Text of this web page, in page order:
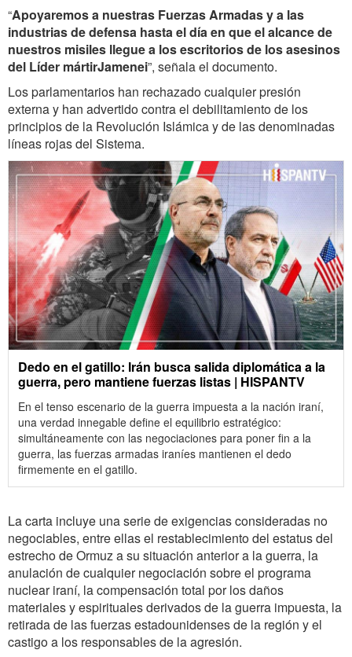
“Apoyaremos a nuestras Fuerzas Armadas y a las
industrias de defensa hasta el día en que el alcance de
nuestros misiles llegue a los escritorios de los asesinos
del Líder mártirJamenei”, señala el documento.
Los parlamentarios han rechazado cualquier presión
externa y han advertido contra el debilitamiento de los
principios de la Revolución Islámica y de las denominadas
líneas rojas del Sistema.
Dedo en el gatillo: Irán busca salida diplomática a la
guerra, pero mantiene fuerzas listas | HISPANTV
En el tenso escenario de la guerra impuesta a la nación iraní,
una verdad innegable define el equilibrio estratégico:
simultáneamente con las negociaciones para poner fin a la
guerra, las fuerzas armadas iraníes mantienen el dedo
firmemente en el gatillo.
La carta incluye una serie de exigencias consideradas no
negociables, entre ellas el restablecimiento del estatus del
estrecho de Ormuz a su situación anterior a la guerra, la
anulación de cualquier negociación sobre el programa
nuclear iraní, la compensación total por los daños
materiales y espirituales derivados de la guerra impuesta, la
retirada de las fuerzas estadounidenses de la región y el
castigo a los responsables de la agresión.